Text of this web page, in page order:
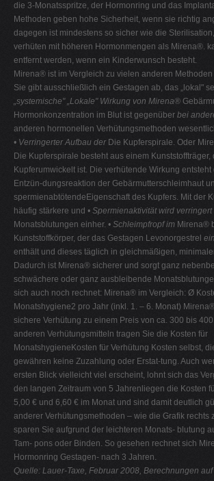
die 3-Monatsspritze, der Hormonring und das
Methoden geben hohe Sicherheit, wenn sie richtig
dagegen ist mindestens so sicher wie die
verhüten mit höheren Hormonmengen als Mirena®.
entfernt werden, wenn ein Kinderwunsch besteht.
Mirena® ist im Vergleich zu vielen anderen
Sie gibt ausschließlich ein Gestagen ab, das „lokal"
„systemische"„Lokale" Wirkung von Mirena®
Hormonkonzentration im Blut ist gegenüber bei
anderen hormonellen Verhütungsmethoden
• Verringerter Aufbau der Die Kupferspirale. Oder
Die Kupferspirale besteht aus einem Kunststoffträger,
Kupferumwickelt ist. Die verhütende Wirkung
Entzün-dungsreaktion der Gebärmutterschleimhaut
spermienabtötendeEigenschaft des Kupfers. Mit der
häufig stärkere und • Spermienaktivität wird verringert
Monatsblutungen einher. • Schleimpfropf im Mirena®
Kunststoffkörper, der das Gestagen Levonorgestrel
enthält und dieses täglich in gleichmäßigen,
Dadurch ist Mirena® sicherer und sorgt ganz
schwächere oder ganz ausbleibende
sich auch noch rechnet: Mirena® im Vergleich: Ø
Monatshygiene2 pro Jahr (inkl. 1. – 6. Monat)
sichere Verhütung zu einem Preis von ca. 300 bis
anderen Verhütungsmitteln tragen Sie die Kosten für
MonatshygieneKosten für Verhütung Kosten selbst,
gewähren keine Zuzahlung oder Erstat-tung. Auch
ersten Blick vielleicht viel erscheint, lohnt sich das
den langen Zeitraum von 5 Jahrenliegen die Kosten
5,00 € und 6,60 € im Monat und sind damit deutlich
anderer Verhütungsmethoden – wie die Grafik rechts
sparen Sie aufgrund der leichteren Monats- blutung
Tam- pons oder Binden. So gesehen rechnet sich
Hormonring Gestagen- nach 3 Jahren.
Quelle: Lauer-Taxe, Februar 2008, Berechnungen